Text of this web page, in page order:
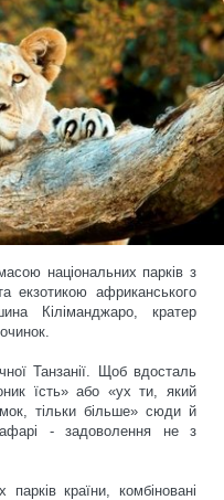
національних парків з
екзотикою африканського
Кіліманджаро, кратер
Танзанії. Щоб вдосталь
їсть» або «ух ти, який
тільки більше» сюди й
- задоволення не з
країни, комбіновані